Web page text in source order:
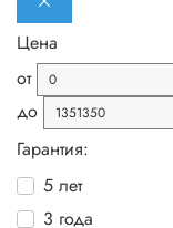
Цена
от
до
Гарантия:
5 лет
3 года